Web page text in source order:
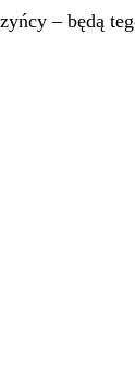
– będą